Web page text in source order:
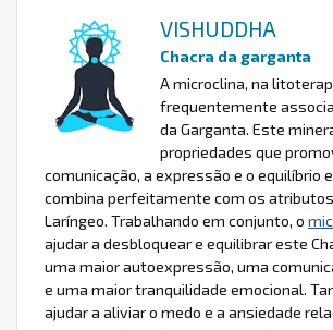
VISHUDDHA
Chacra da garganta
A microclina, na
frequentemente
da Garganta. Este
propriedades que
comunicação, a expressão e o equilíbrio
combina perfeitamente com os atributos
Laríngeo. Trabalhando em conjunto, o
ajudar a desbloquear e equilibrar este
uma maior autoexpressão, uma
e uma maior tranquilidade emocional.
ajudar a aliviar o medo e a ansiedade